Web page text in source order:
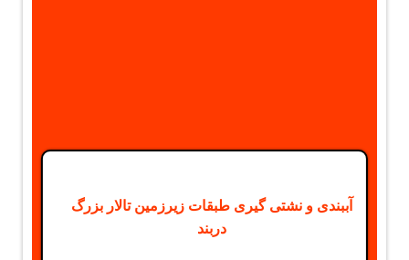
آببندی و نشتی گیری طبقات زیرزمین تالار بزرگ
دربند